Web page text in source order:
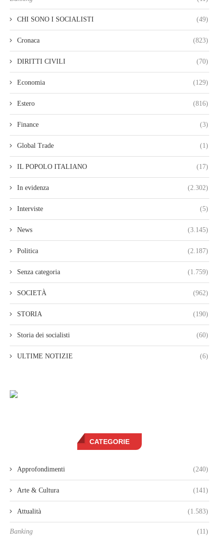
CHI SONO I SOCIALISTI (49)
Cronaca (823)
DIRITTI CIVILI (70)
Economia (129)
Estero (816)
Finance (3)
Global Trade (1)
IL POPOLO ITALIANO (17)
In evidenza (2.302)
Interviste (5)
News (3.145)
Politica (2.187)
Senza categoria (1.759)
SOCIETÀ (962)
STORIA (190)
Storia dei socialisti (60)
ULTIME NOTIZIE (6)
CATEGORIE
Approfondimenti (240)
Arte & Cultura (141)
Attualità (1.583)
Banking (11)